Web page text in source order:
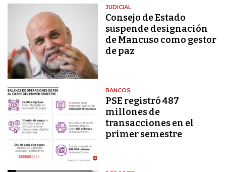
JUDICIAL
Consejo de Estado
suspende designación
de Mancuso como gestor
de paz
BANCOS
PSE registró 487
millones de
transacciones en el
primer semestre